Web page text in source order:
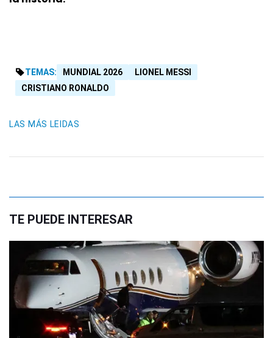
TEMAS: MUNDIAL 2026
LIONEL MESSI
CRISTIANO RONALDO
LAS MÁS LEIDAS
TE PUEDE INTERESAR